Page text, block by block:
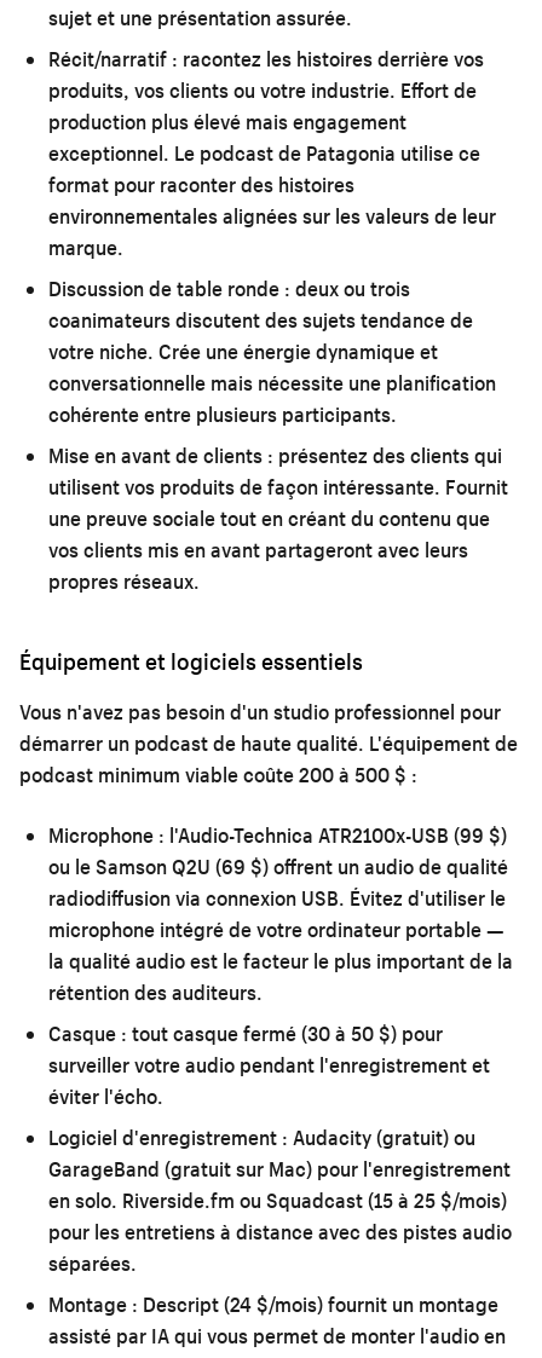
sujet et une présentation assurée.
Récit/narratif : racontez les histoires derrière vos
produits, vos clients ou votre industrie. Effort de
production plus élevé mais engagement
exceptionnel. Le podcast de Patagonia utilise ce
format pour raconter des histoires
environnementales alignées sur les valeurs de leur
marque.
Discussion de table ronde : deux ou trois
coanimateurs discutent des sujets tendance de
votre niche. Crée une énergie dynamique et
conversationnelle mais nécessite une planification
cohérente entre plusieurs participants.
Mise en avant de clients : présentez des clients qui
utilisent vos produits de façon intéressante. Fournit
une preuve sociale tout en créant du contenu que
vos clients mis en avant partageront avec leurs
propres réseaux.
Équipement et logiciels essentiels
Vous n'avez pas besoin d'un studio professionnel pour
démarrer un podcast de haute qualité. L'équipement de
podcast minimum viable coûte 200 à 500 $ :
Microphone : l'Audio-Technica ATR2100x-USB (99 $)
ou le Samson Q2U (69 $) offrent un audio de qualité
radiodiffusion via connexion USB. Évitez d'utiliser le
microphone intégré de votre ordinateur portable —
la qualité audio est le facteur le plus important de la
rétention des auditeurs.
Casque : tout casque fermé (30 à 50 $) pour
surveiller votre audio pendant l'enregistrement et
éviter l'écho.
Logiciel d'enregistrement : Audacity (gratuit) ou
GarageBand (gratuit sur Mac) pour l'enregistrement
en solo. Riverside.fm ou Squadcast (15 à 25 $/mois)
pour les entretiens à distance avec des pistes audio
séparées.
Montage : Descript (24 $/mois) fournit un montage
assisté par IA qui vous permet de monter l'audio en